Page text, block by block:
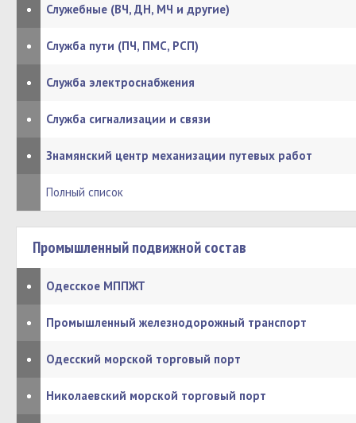
• Служебные (ВЧ, ДН, МЧ и другие)
• Служба пути (ПЧ, ПМС, РСП)
• Служба электроснабжения
• Служба сигнализации и связи
• Знамянский центр механизации путевых работ
Полный список
Промышленный подвижной состав
• Одесское МППЖТ
• Промышленный железнодорожный транспорт
• Одесский морской торговый порт
• Николаевский морской торговый порт